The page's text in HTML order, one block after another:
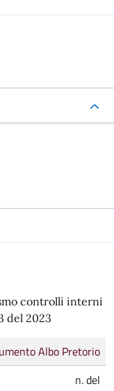
controlli interni
del 2023
Albo Pretorio
n. del